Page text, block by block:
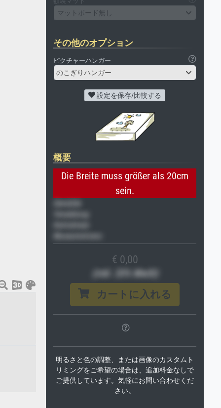
マットボード無し
その他のオプション
ピクチャーハンガー
のこぎりハンガー
設定を保存/比較する
概要
Die Breite muss größer als 20cm
sein.
Veredelung
Museumslizenz
€ 0,00
(inkl. 20% MwSt)
カートに入れる
明るさと色の調整、または画像のカスタムト
リミングをご希望の場合は、追加料金なしで
ご提供しています。気軽にお問い合わせくだ
さい。